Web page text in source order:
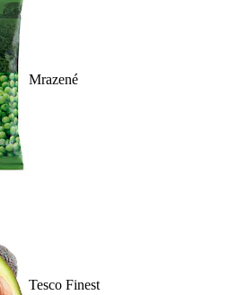
Mrazené
Tesco Finest